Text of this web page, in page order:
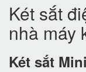
Két sắt
nhà máy
Két sắt